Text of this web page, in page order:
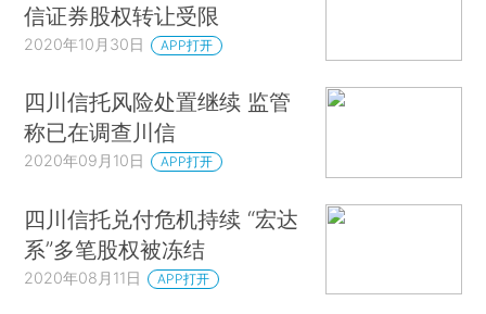
信证券股权转让受限
2020年10月30日 APP打开
四川信托风险处置继续 监管
称已在调查川信
2020年09月10日 APP打开
四川信托兑付危机持续 “宏达
系”多笔股权被冻结
2020年08月11日 APP打开